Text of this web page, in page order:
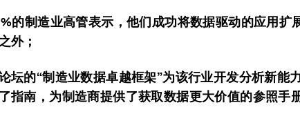
的制造业高管表示，他们成功将数据驱动的应用扩
外；
坛的“制造业数据卓越框架”为该行业开发分析新能
指南，为制造商提供了获取数据更大价值的参照手册